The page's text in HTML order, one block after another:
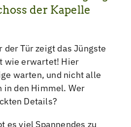
der Kapelle
Tür zeigt das Jüngste
wie erwartet! Hier
warten, und nicht alle
in den Himmel. Wer
Details?
es viel Spannendes zu